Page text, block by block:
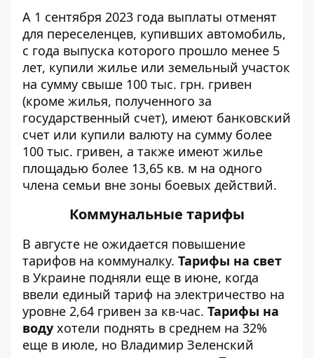
А 1 сентября 2023 года выплаты отменят
для переселенцев, купивших автомобиль,
с года выпуска которого прошло менее 5
лет, купили жилье или земельный участок
на сумму свыше 100 тыс. грн. гривен
(кроме жилья, полученного за
государственный счет), имеют банковский
счет или купили валюту на сумму более
100 тыс. гривен, а также имеют жилье
площадью более 13,65 кв. м на одного
члена семьи вне зоны боевых действий.
Коммунальные тарифы
В августе не ожидается повышение
тарифов на коммуналку. Тарифы на свет
в Украине подняли еще в июне, когда
ввели единый тариф на электричество на
уровне 2,64 гривен за кв-час. Тарифы на
воду хотели поднять в среднем на 32%
еще в июле, но Владимир Зеленский